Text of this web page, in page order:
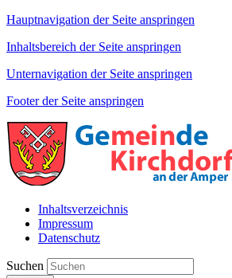
Hauptnavigation der Seite anspringen
Inhaltsbereich der Seite anspringen
Unternavigation der Seite anspringen
Footer der Seite anspringen
Inhaltsverzeichnis
Impressum
Datenschutz
Suchen